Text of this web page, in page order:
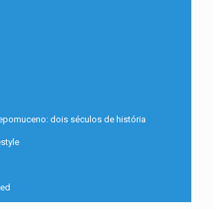
dois séculos de história